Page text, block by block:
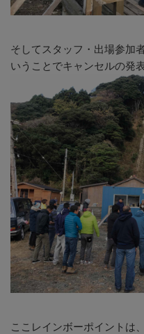
そしてスタッフ・出場参加
いうことでキャンセルの発
ここレインボーポイントは